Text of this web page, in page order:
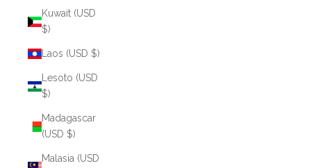
Kuwait (USD
$)
Laos (USD $)
Lesoto (USD
$)
Madagascar
(USD $)
Malasia (USD